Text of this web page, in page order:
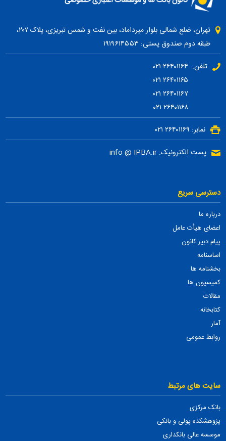
تهران، ضلع شمالی بلوار میرداماد، بین نفت و شمس تبریزی، پلاک ۲۰۷،
طبقه دوم صندوق پستی: ۱۹۱۹۶۱۴۵۵۳
تلفن: ۲۶۴۰۱۱۶۴ ۰۲۱
۲۶۴۰۱۱۶۷ ۰۲۱
۲۶۴۰۱۱۶۸ ۰۲۱
نمابر: ۲۶۴۰۱۱۶۹ ۰۲۱
پست الکترونیک: info @ IPBA.ir
دسترسی سریع
درباره ما
اعضای هیأت عامل
پیام دبیر کانون
اساسنامه
بخشنامه ها
کمیسیون ها
مقالات
کتابخانه
آمار
روابط عمومی
سایت های مرتبط
بانک مرکزی
پژوهشکده پولی و بانکی
موسسه عالی بانکداری